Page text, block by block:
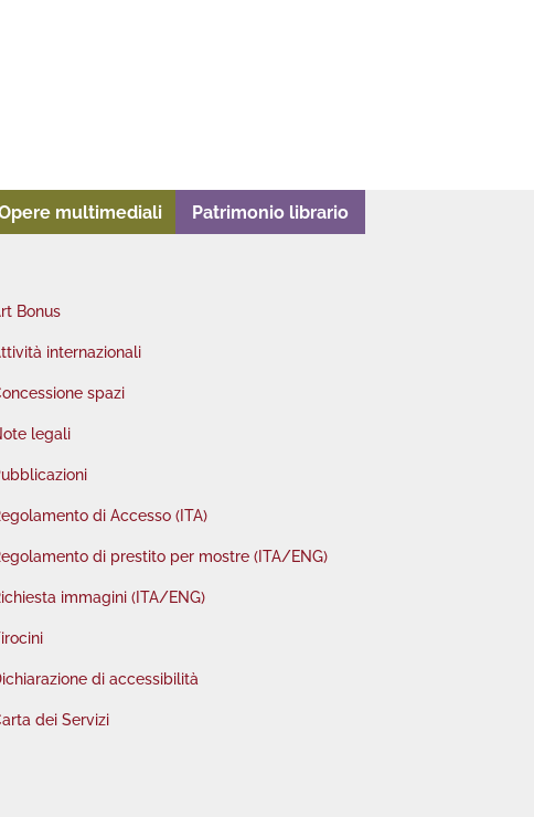
multimediali Patrimonio librario
Bonus
internazionali
spazi
legali
di Accesso (ITA)
di prestito per mostre (ITA/ENG)
immagini (ITA/ENG)
di accessibilità
dei Servizi